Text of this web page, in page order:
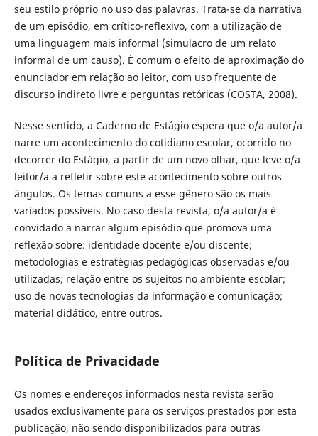
seu estilo próprio no uso das palavras. Trata-se da narrativa
de um episódio, em crítico-reflexivo, com a utilização de
uma linguagem mais informal (simulacro de um relato
informal de um causo). É comum o efeito de aproximação do
enunciador em relação ao leitor, com uso frequente de
discurso indireto livre e perguntas retóricas (COSTA, 2008).
Nesse sentido, a Caderno de Estágio espera que o/a autor/a
narre um acontecimento do cotidiano escolar, ocorrido no
decorrer do Estágio, a partir de um novo olhar, que leve o/a
leitor/a a refletir sobre este acontecimento sobre outros
ângulos. Os temas comuns a esse gênero são os mais
variados possíveis. No caso desta revista, o/a autor/a é
convidado a narrar algum episódio que promova uma
reflexão sobre: identidade docente e/ou discente;
metodologias e estratégias pedagógicas observadas e/ou
utilizadas; relação entre os sujeitos no ambiente escolar;
uso de novas tecnologias da informação e comunicação;
material didático, entre outros.
Política de Privacidade
Os nomes e endereços informados nesta revista serão
usados exclusivamente para os serviços prestados por esta
publicação, não sendo disponibilizados para outras